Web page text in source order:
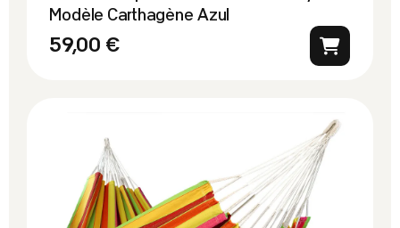
Modèle Carthagène Azul
59,00 €